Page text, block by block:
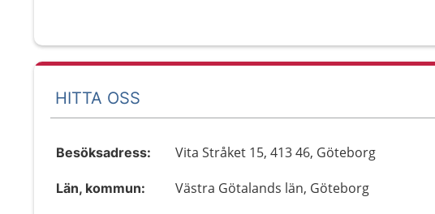
HITTA OSS
Besöksadress: Vita Stråket 15, 413 46, Göteborg
Län, kommun: Västra Götalands län, Göteborg